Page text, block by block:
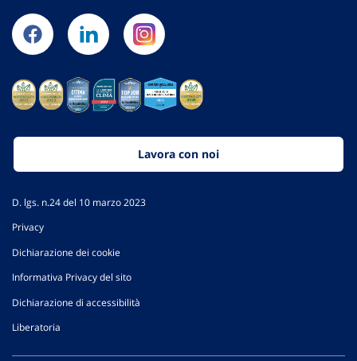
Lavora con noi
D. lgs. n.24 del 10 marzo 2023
Privacy
Dichiarazione dei cookie
Informativa Privacy del sito
Dichiarazione di accessibilità
Liberatoria